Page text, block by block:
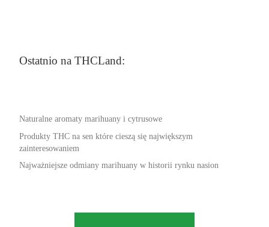
Ostatnio na THCLand:
Naturalne aromaty marihuany i cytrusowe
Produkty THC na sen które cieszą się największym
zainteresowaniem
Najważniejsze odmiany marihuany w historii rynku nasion